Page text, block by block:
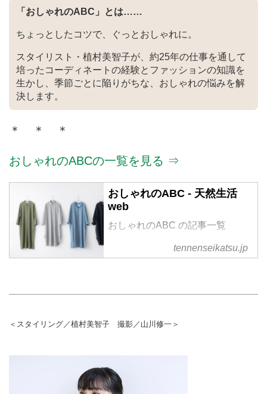
「おしゃれのABC」とは……
ちょっとしたコツで、ぐっとおしゃれに。
スタイリスト・植村美智子が、約25年の仕事を通して
培ったコーディネートの経験とファッションの知識を
生かし、季節ごとに陥りがちな、おしゃれの悩みを解
決します。
＊ ＊ ＊
おしゃれのABCの一覧を見る ⇒
おしゃれのABC - 天然生活
web
おしゃれのABC の記事一覧
tennenseikatsu.jp
＜スタイリング／植村美智子 撮影／山川修一＞